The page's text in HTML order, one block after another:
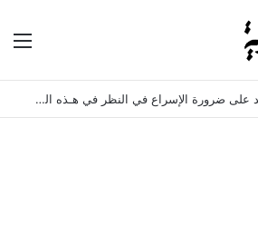
رئيس الجمهوريّة يؤكد على ضرورة الإسراع في النظر في هـذه الملفات